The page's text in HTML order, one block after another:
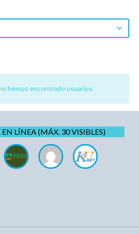
hemos encontrado usuarios.
LÍNEA (MÁX. 30 VISIBLES)